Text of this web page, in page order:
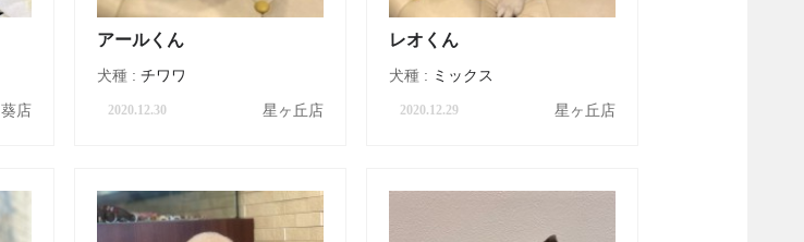
葵店
アールくん
犬種 :チワワ
2020.12.30 星ヶ丘店
レオくん
犬種 : ミックス
2020.12.29 星ヶ丘店